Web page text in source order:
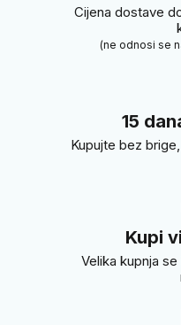
Cijena dostave
(ne odnosi se
15
Kupujte bez
Kupi
Velika kupnja